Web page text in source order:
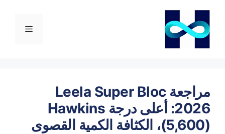
المحتوى
القائمة
مراجعة Leela Super Bloc
2026: أعلى درجة Hawkins
(5,600)، الكثافة الكمية القصوى